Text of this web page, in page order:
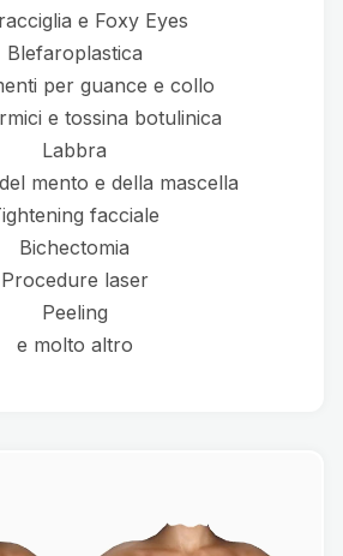
e Foxy Eyes
Blefaroplastica
per guance e collo
e tossina botulinica
Labbra
mento e della mascella
facciale
Bichectomia
Procedure laser
Peeling
e molto altro